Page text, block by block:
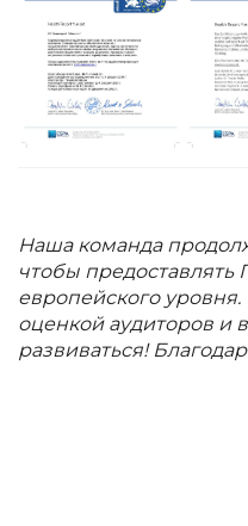
Наша команда
чтобы предоставлять
европейского
оценкой аудиторов и
развиваться!